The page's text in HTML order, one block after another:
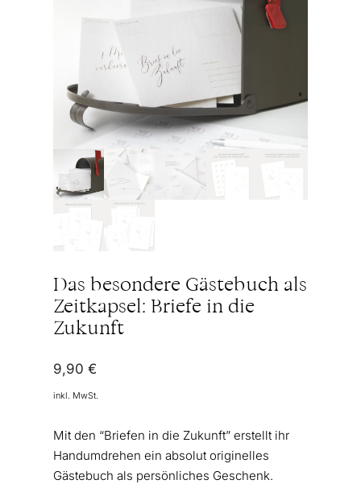
Das besondere Gästebuch als
Zeitkapsel: Briefe in die
Zukunft
9,90 €
inkl. MwSt.
Mit den “Briefen in die Zukunft” erstellt ihr
Handumdrehen ein absolut originelles
Gästebuch als persönliches Geschenk.